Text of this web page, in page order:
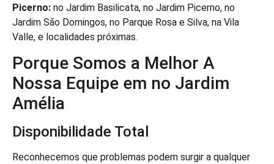
Picerno: no Jardim Basilicata, no Jardim Picerno, no
Jardim São Domingos, no Parque Rosa e Silva, na Vila
Valle, e localidades próximas.
Porque Somos a Melhor A
Nossa Equipe em no Jardim
Amélia
Disponibilidade Total
Reconhecemos que problemas podem surgir a qualquer